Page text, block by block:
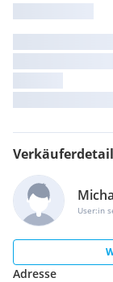
User:in
Adresse